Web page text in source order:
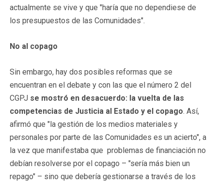
actualmente se vive y que "haría que no dependiese de
los presupuestos de las Comunidades".
No al copago
Sin embargo, hay dos posibles reformas que se
encuentran en el debate y con las que el número 2 del
CGPJ se mostró en desacuerdo: la vuelta de las
competencias de Justicia al Estado y el copago. Así,
afirmó que "la gestión de los medios materiales y
personales por parte de las Comunidades es un acierto", a
la vez que manifestaba que problemas de financiación no
debían resolverse por el copago – "sería más bien un
repago" – sino que debería gestionarse a través de los